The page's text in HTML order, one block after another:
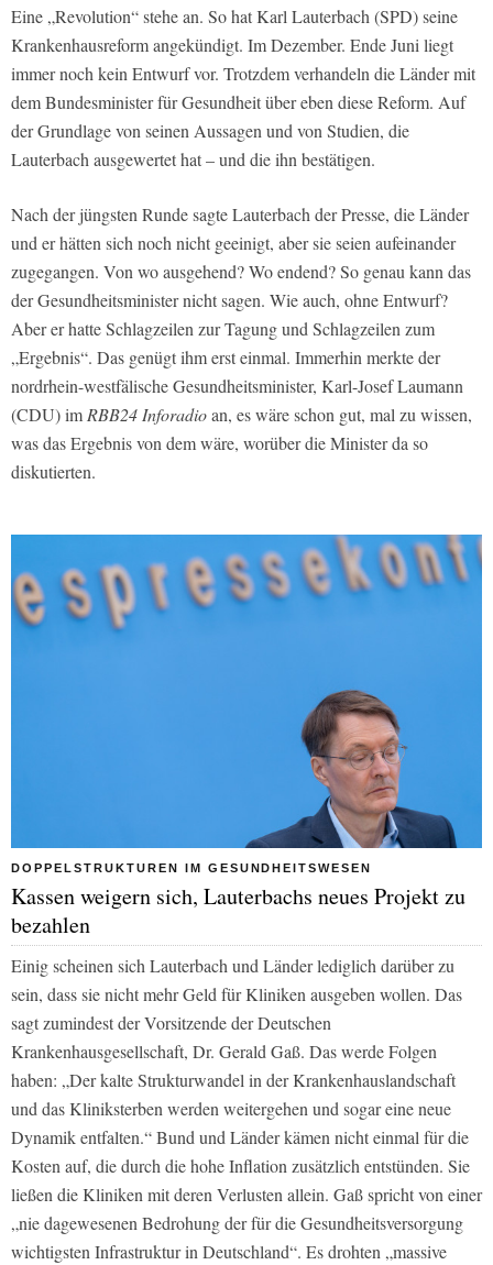
Eine „Revolution“ stehe an. So hat Karl Lauterbach (SPD) seine
Krankenhausreform angekündigt. Im Dezember. Ende Juni liegt
immer noch kein Entwurf vor. Trotzdem verhandeln die Länder mit
dem Bundesminister für Gesundheit über eben diese Reform. Auf
der Grundlage von seinen Aussagen und von Studien, die
Lauterbach ausgewertet hat – und die ihn bestätigen.
Nach der jüngsten Runde sagte Lauterbach der Presse, die Länder
und er hätten sich noch nicht geeinigt, aber sie seien aufeinander
zugegangen. Von wo ausgehend? Wo endend? So genau kann das
der Gesundheitsminister nicht sagen. Wie auch, ohne Entwurf?
Aber er hatte Schlagzeilen zur Tagung und Schlagzeilen zum
„Ergebnis“. Das genügt ihm erst einmal. Immerhin merkte der
nordrhein-westfälische Gesundheitsminister, Karl-Josef Laumann
(CDU) imRBB24 Inforadioan, es wäre schon gut, mal zu wissen,
was das Ergebnis von dem wäre, worüber die Minister da so
diskutierten.
DOPPELSTRUKTUREN IM GESUNDHEITSWESEN
Kassen weigern sich, Lauterbachs neues Projekt zu
bezahlen
Einig scheinen sich Lauterbach und Länder lediglich darüber zu
sein, dass sie nicht mehr Geld für Kliniken ausgeben wollen. Das
sagt zumindest der Vorsitzende der Deutschen
Krankenhausgesellschaft, Dr. Gerald Gaß. Das werde Folgen
haben: „Der kalte Strukturwandel in der Krankenhauslandschaft
und das Kliniksterben werden weitergehen und sogar eine neue
Dynamik entfalten.“ Bund und Länder kämen nicht einmal für die
Kosten auf, die durch die hohe Inflation zusätzlich entstünden. Sie
ließen die Kliniken mit deren Verlusten allein. Gaß spricht von einer
„nie dagewesenen Bedrohung der für die Gesundheitsversorgung
wichtigsten Infrastruktur in Deutschland“. Es drohten „massive